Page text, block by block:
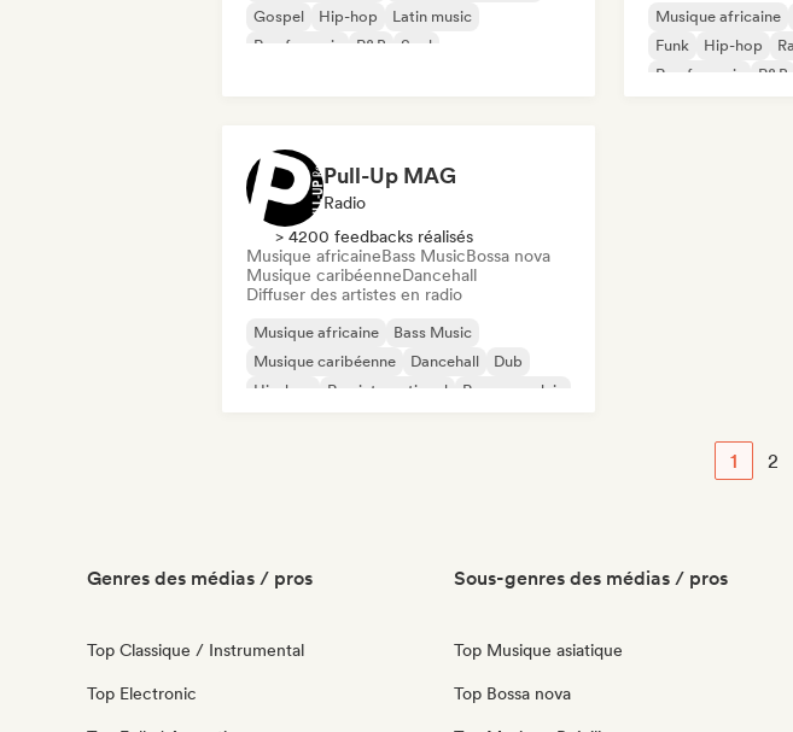
Gospel
Hip-hop
Latin music
Rap francais
R&B Soul
Musique africaine
Funk
Hip-hop
Rap francais
R&B
Pull-Up MAG
Radio
> 4200 feedbacks réalisés
Musique africaineBass MusicBossa nova
Musique caribéenneDancehall
Diffuser des artistes en radio
Musique africaine
Bass Music
Musique caribéenne
Dancehall
Dub
Hip-hop
Rap international Rap en anglais
1 2
Genres des médias / pros
Top Classique / Instrumental
Top Electronic
Sous-genres des médias / pros
Top Musique asiatique
Top Bossa nova